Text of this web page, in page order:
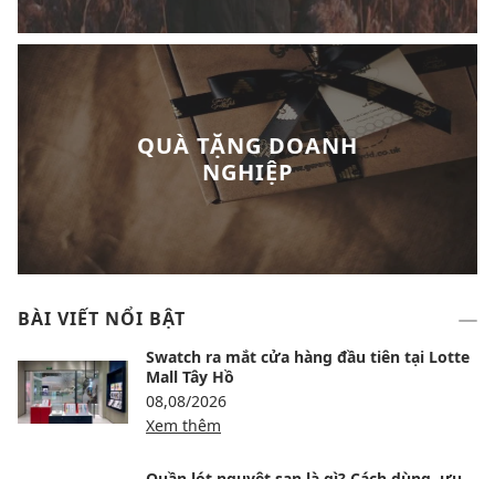
QUÀ TẶNG DOANH
NGHIỆP
BÀI VIẾT NỔI BẬT
Swatch ra mắt cửa hàng đầu tiên tại Lotte
Mall Tây Hồ
08,08/2026
Xem thêm